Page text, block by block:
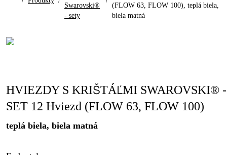
Swarovski®
- sety
(FLOW 63, FLOW 100), teplá biela,
biela matná
HVIEZDY S KRIŠTÁĽMI SWAROVSKI® -
SET 12 Hviezd (FLOW 63, FLOW 100)
teplá biela, biela matná